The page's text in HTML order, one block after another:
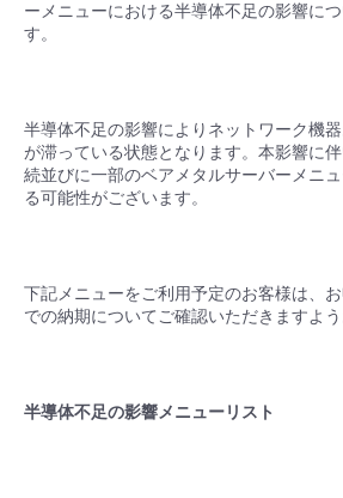
管理機能
サポート
すべてのメニューを見る
IoT
サポート
- ユーザー機能の管理
- APIリファレンス
- データと分析
- マルチクラウド利用
- ITインフラストラクチャー
故障/メンテナンス履歴
定期メンテナンス
パートナー
協業パートナー
脱炭素化
ーメニューにおける半導体不足の影響に
す。
半導体不足の影響によりネットワーク機
が滞っている状態となります。本影響に
続並びに一部のベアメタルサーバーメニ
る可能性がございます。
下記メニューをご利用予定のお客様は、
での納期についてご確認いただきますよう
半導体不足の影響メニューリスト